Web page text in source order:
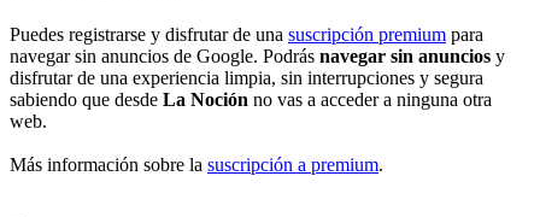
Puedes registrarse y disfrutar de una suscripción premium para
navegar sin anuncios de Google. Podrás navegar sin anuncios y
disfrutar de una experiencia limpia, sin interrupciones y segura
sabiendo que desde La Noción no vas a acceder a ninguna otra
web.
Más información sobre la suscripción a premium.